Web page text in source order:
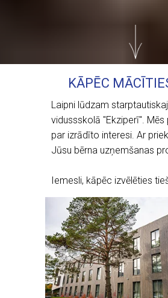
KĀPĒC
Laipni lūdzam
vidussskolā "Ekziperī".
par izrādīto interesi. Ar
Jūsu bērna uzņemšanas
Iemesli, kāpēc izvēlēties